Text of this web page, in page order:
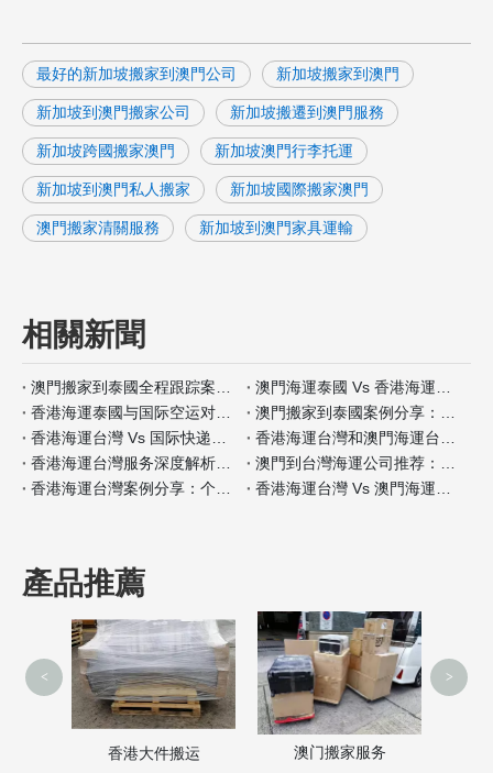
最好的新加坡搬家到澳門公司 新加坡搬家到澳門
新加坡到澳門搬家公司 新加坡搬遷到澳門服務
新加坡跨國搬家澳門 新加坡澳門行李托運
新加坡到澳門私人搬家 新加坡國際搬家澳門
澳門搬家清關服務 新加坡到澳門家具運輸
相關新聞
澳門搬家到泰國全程跟踪案例分析
澳門海運泰國 Vs 香港海運泰國包装材料服务对比
香港海運泰國与国际空运对比：何时选择海运？
澳門搬家到泰國案例分享：全程自带保险如何操作
香港海運台灣 Vs 国际快递：哪种适合小件家具？
香港海運台灣和澳門海運台灣客户评价对比
香港海運台灣服务深度解析：门到门搬家全流程
澳門到台灣海運公司推荐：安全性和价格对比
香港海運台灣案例分享：个人行李搬家经验
香港海運台灣 Vs 澳門海運台灣保险服务差异分析
產品推薦
香港大件搬运 澳门搬家服务
< >